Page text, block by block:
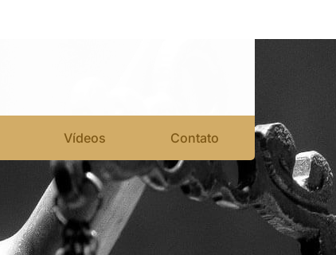
Vídeos Contato